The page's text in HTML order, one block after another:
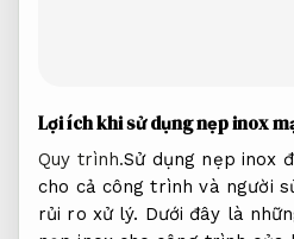
Lợi ích khi sử dụng nẹp inox
Quy trình.Sử dụng nẹp inox
cho cả công trình và người
rủi ro xử lý. Dưới đây là